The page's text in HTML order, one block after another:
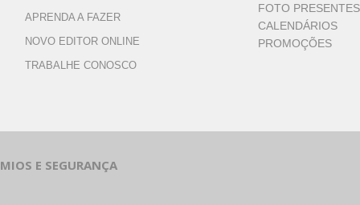
APRENDA A FAZER
NOVO EDITOR ONLINE
TRABALHE CONOSCO
FOTO PRESENTES
CALENDÁRIOS
PROMOÇÕES
E SEGURANÇA